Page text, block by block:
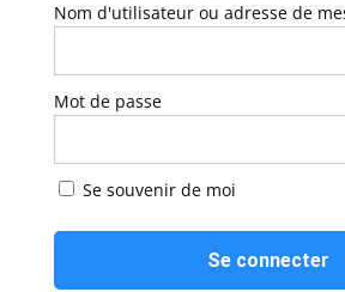
Nom d'utilisateur ou adresse de
Mot de passe
Se souvenir de moi